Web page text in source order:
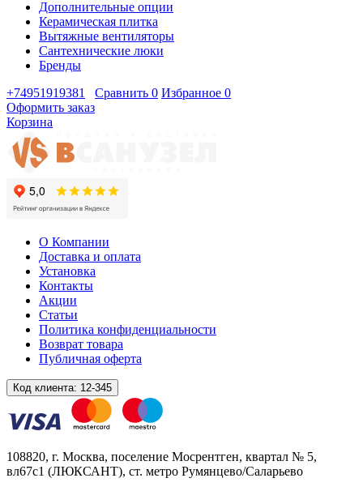
Дополнительные опции
Керамическая плитка
Вытяжные вентиляторы
Сантехнические люки
Бренды
+74951919381
Сравнить 0 Избранное 0
Оформить заказ
Корзина
О Компании
Доставка и оплата
Установка
Контакты
Акции
Статьи
Политика конфиденциальности
Возврат товара
Публичная оферта
Код клиента: 12-345
108820, г. Москва, поселение Мосрентген, квартал № 5,
вл67с1 (ЛЮКСАНТ), ст. метро Румянцево/Саларьево